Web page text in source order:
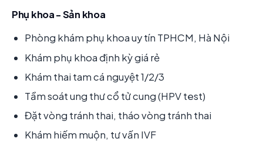
Phụ khoa - Sản khoa
Phòng khám phụ khoa uy tín TPHCM, Hà Nội
Khám phụ khoa định kỳ giá rẻ
Khám thai tam cá nguyệt 1/2/3
Tầm soát ung thư cổ tử cung (HPV test)
Đặt vòng tránh thai, tháo vòng tránh thai
Khám hiếm muộn, tư vấn IVF